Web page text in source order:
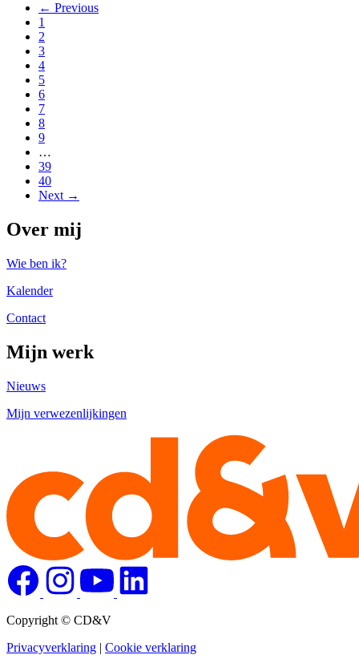
← Previous
1
2
3
4
5
6
7
8
9
…
39
40
Next →
Over mij
Wie ben ik?
Kalender
Contact
Mijn werk
Nieuws
Mijn verwezenlijkingen
Copyright © CD&V
Privacyverklaring | Cookie verklaring